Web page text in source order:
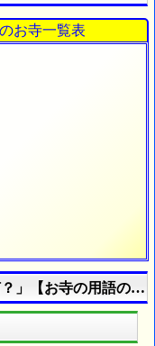
お寺一覧表
」【お寺の用語の疑